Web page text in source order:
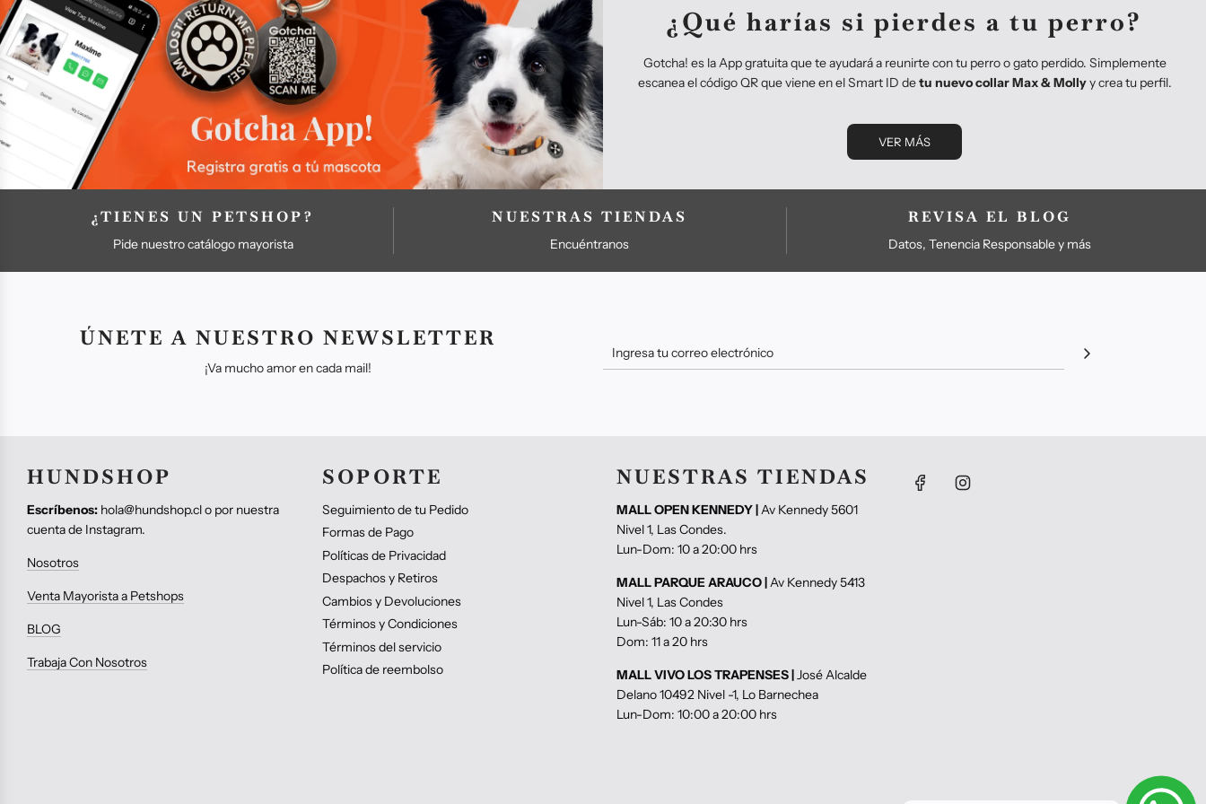
a
l
r
¿Qué harías si pierdes a tu perro?
Gotcha! es la App gratuita que te ayudará a reunirte con tu perro o gato perdido. Simplemente
escanea el código QR que viene en el Smart ID detu nuevo collar Max & Mollyy crea tu perfil.
VER MÁS
¿TIENES UN PETSHOP?
Pide nuestro catálogo mayorista
NUESTRAS TIENDAS
Encuéntranos
REVISA EL BLOG
Datos, Tenencia Responsable y más
ÚNETE A NUESTRO NEWSLETTER
¡Va mucho amor en cada mail!
HUNDSHOP
Escríbenos: hola@hundshop.cl o por nuestra
cuenta de Instagram.
Nosotros
Venta Mayorista a Petshops
BLOG
Trabaja Con Nosotros
SOPORTE
Seguimiento de tu Pedido
Formas de Pago
Políticas de Privacidad
Despachos y Retiros
Cambios y Devoluciones
Términos y Condiciones
Términos del servicio
Política de reembolso
NUESTRAS TIENDAS
MALL OPEN KENNEDY | Av Kennedy 5601
Nivel 1, Las Condes.
Lun-Dom: 10 a 20:00 hrs
MALL PARQUE ARAUCO | Av Kennedy 5413
Nivel 1, Las Condes
Lun-Sáb: 10 a 20:30 hrs
Dom: 11 a 20 hrs
MALL VIVO LOS TRAPENSES | José Alcalde
Delano 10492 Nivel -1, Lo Barnechea
Lun-Dom: 10:00 a 20:00 hrs